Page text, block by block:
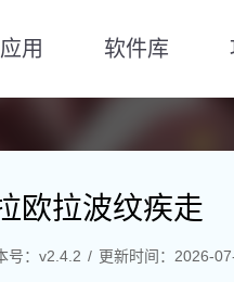
应用 软件库
欧拉波纹疾走
号：v2.4.2 更新时间：2026-